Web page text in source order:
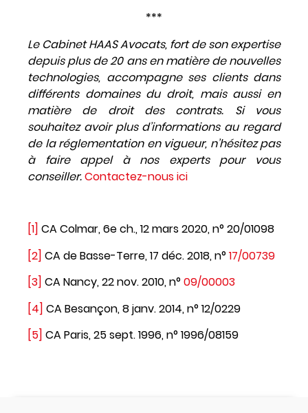
***
Le Cabinet HAAS Avocats, fort de son expertise
depuis plus de 20 ans en matière de nouvelles
technologies, accompagne ses clients dans
différents domaines du droit, mais aussi en
matière de droit des contrats. Si vous
souhaitez avoir plus d’informations au regard
de la réglementation en vigueur, n’hésitez pas
à faire appel à nos experts pour vous
conseiller.Contactez-nous ici
[1] CA Colmar, 6e ch., 12 mars 2020, n° 20/01098
[2] CA de Basse-Terre, 17 déc. 2018, n° 17/00739
[3] CA Nancy, 22 nov. 2010, n° 09/00003
[4] CA Besançon, 8 janv. 2014, n° 12/0229
[5] CA Paris, 25 sept. 1996, n° 1996/08159